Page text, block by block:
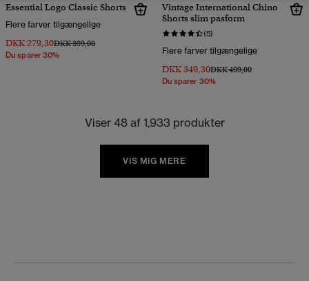
Essential Logo Classic Shorts
Flere farver tilgængelige
DKK 279,30Pris nedsat fra
DKK 399,00til
Du sparer 30%
Vintage International Chino
Shorts slim pasform
(5)
Flere farver tilgængelige
DKK 349,30Pris nedsat fra
DKK 499,00til
Du sparer 30%
Viser 48 af 1,933 produkter
VIS MIG MERE